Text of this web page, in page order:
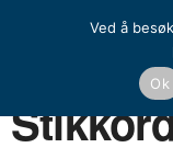
England
Ved å
Ok